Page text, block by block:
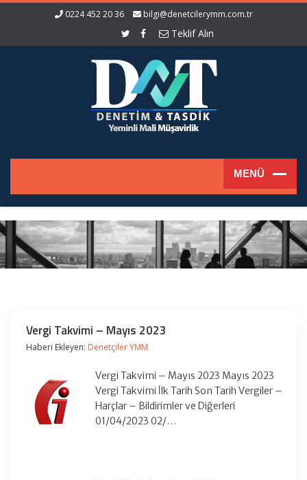
0224 452 20 36 bilgi@denetcilerymm.com.tr
Teklif Alın
Vergi Takvimi – Mayıs 2023
Haberi Ekleyen: Denetçiler YMM
Vergi Takvimi – Mayıs 2023 Mayıs 2023
Vergi Takvimi İlk Tarih Son Tarih Vergiler –
Harçlar – Bildirimler ve Diğerleri
01/04/2023 02/…